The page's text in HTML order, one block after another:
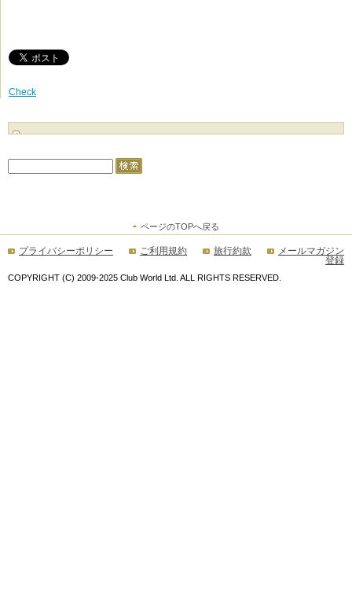
Check
ページのTOPへ戻る
プライバシーポリシー ご利用規約 旅行約款
メールマガジン
登録
COPYRIGHT (C) 2009-2025 Club World Ltd. ALL RIGHTS RESERVED.